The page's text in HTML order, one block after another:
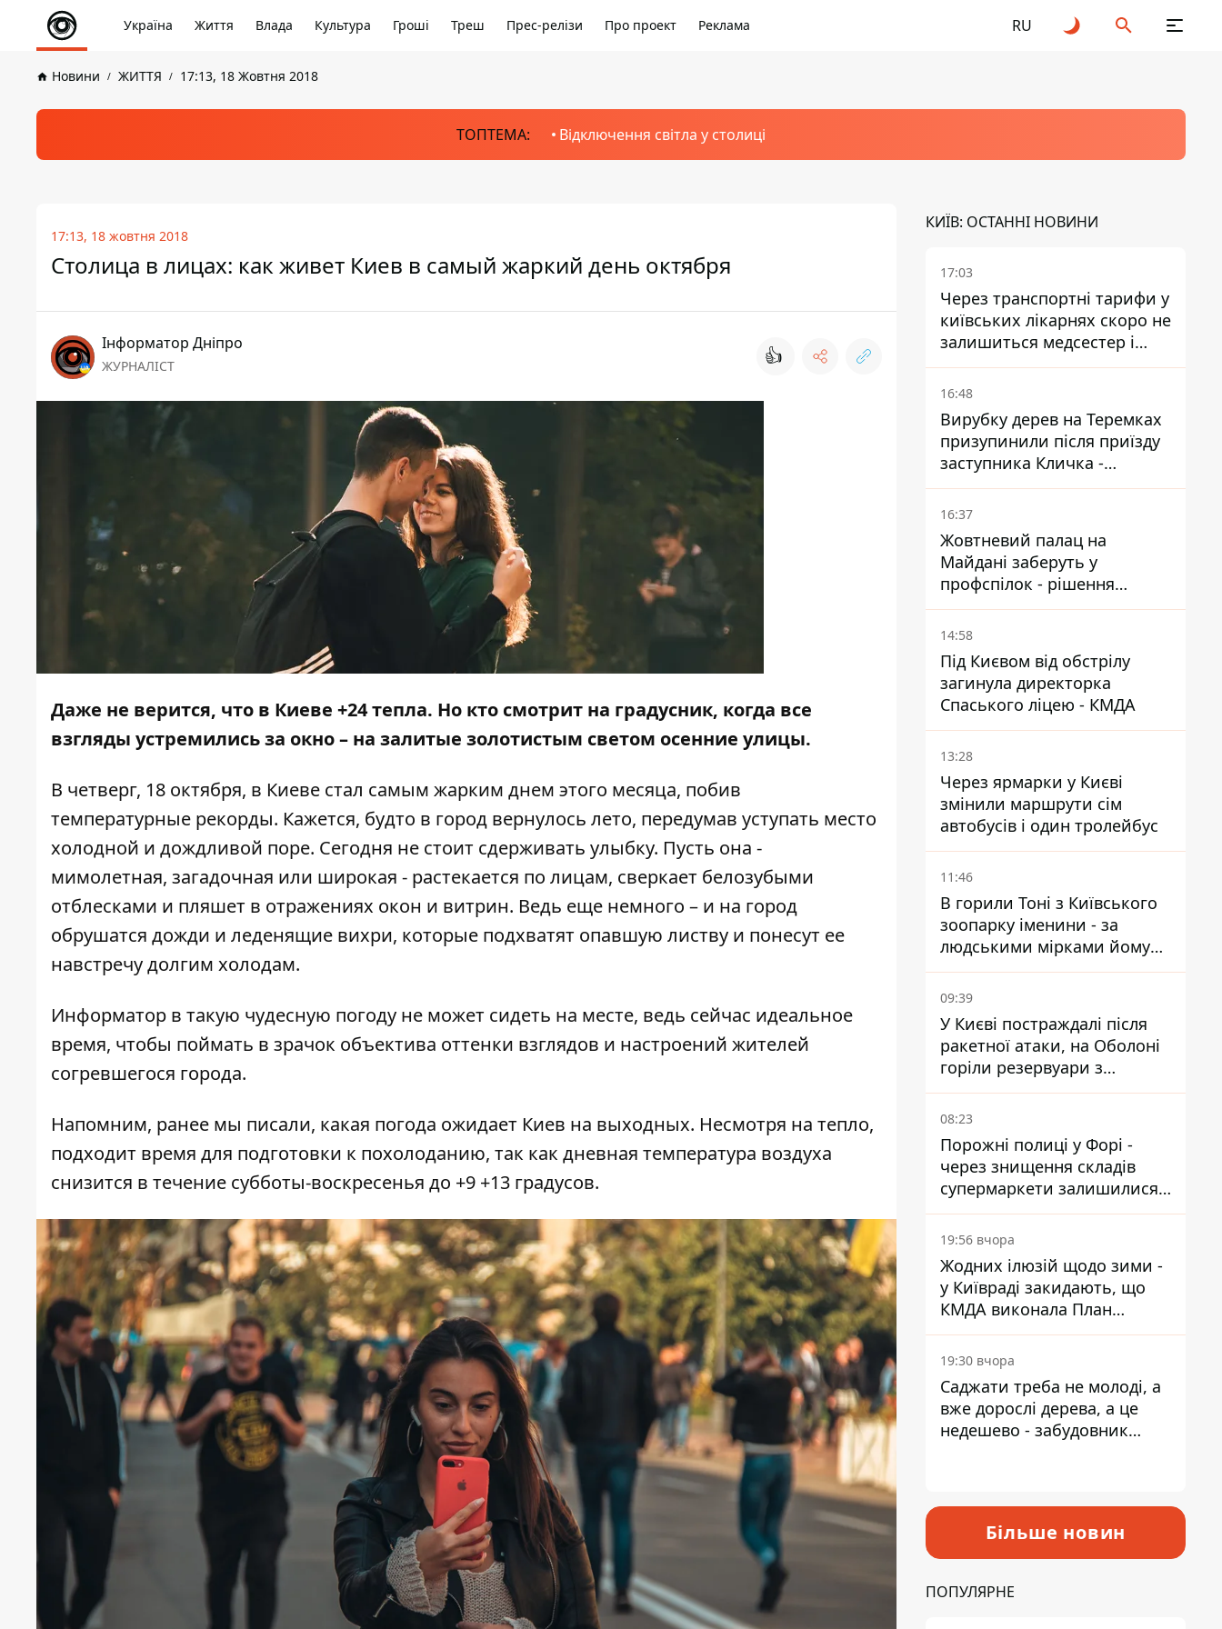
Україна Життя Влада Культура Гроші Треш Прес-релізи Про проект Реклама RU
Новини ЖИТТЯ 17:13, 18 Жовтня 2018
ТОПТЕМА: Відключення світла у столиці
17:13, 18 жовтня 2018
Столица в лицах: как живет Киев в самый жаркий день октября
Інформатор Дніпро
ЖУРНАЛІСТ 👍
Даже не верится, что в Киеве +24 тепла. Но кто смотрит на градусник, когда все
взгляды устремились за окно – на залитые золотистым светом осенние улицы.
В четверг, 18 октября, в Киеве стал самым жарким днем этого месяца, побив
температурные рекорды. Кажется, будто в город вернулось лето, передумав уступать место
холодной и дождливой поре. Сегодня не стоит сдерживать улыбку. Пусть она -
мимолетная, загадочная или широкая - растекается по лицам, сверкает белозубыми
отблесками и пляшет в отражениях окон и витрин. Ведь еще немного – и на город
обрушатся дожди и леденящие вихри, которые подхватят опавшую листву и понесут ее
навстречу долгим холодам.
Информатор в такую чудесную погоду не может сидеть на месте, ведь сейчас идеальное
время, чтобы поймать в зрачок объектива оттенки взглядов и настроений жителей
согревшегося города.
Напомним, ранее мы писали, какая погода ожидает Киев на выходных. Несмотря на тепло,
подходит время для подготовки к похолоданию, так как дневная температура воздуха
снизится в течение субботы-воскресенья до +9 +13 градусов.
КИЇВ: ОСТАННІ НОВИНИ
17:03
Через транспортні тарифи у
київських лікарнях скоро не
залишиться медсестер і
санітарок - професор
Голубовська
16:48
Вирубку дерев на Теремках
призупинили після приїзду
заступника Кличка -
почався діалог
16:37
Жовтневий палац на
Майдані заберуть у
профспілок - рішення
Господарського суду
14:58
Під Києвом від обстрілу
загинула директорка
Спаського ліцею - КМДА
13:28
Через ярмарки у Києві
змінили маршрути сім
автобусів і один тролейбус
11:46
В горили Тоні з Київського
зоопарку іменини - за
людськими мірками йому
вже понад 90 років
09:39
У Києві постраждалі після
ракетної атаки, на Оболоні
горіли резервуари з
паливом
08:23
Порожні полиці у Форі -
через знищення складів
супермаркети залишилися
без асортименту
19:56 вчора
Жодних ілюзій щодо зими -
у Київраді закидають, що
КМДА виконала План
стійкості на 20%
19:30 вчора
Саджати треба не молоді, а
вже дорослі дерева, а це
недешево - забудовник
Більше новин
ПОПУЛЯРНЕ